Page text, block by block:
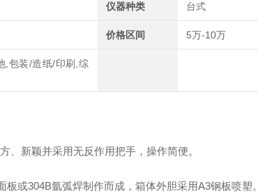
仪器种类 台式
价格区间 5万-10万
,包装/造纸/印刷,综
、新颖并采用无反作用把手，操作简便。
或304B氩弧焊制作而成，箱体外胆采用A3钢板喷塑。